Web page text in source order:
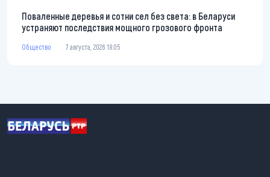
Поваленные деревья и сотни сел без света: в Беларуси
устраняют последствия мощного грозового фронта
Общество 7 августа, 2026 18:05